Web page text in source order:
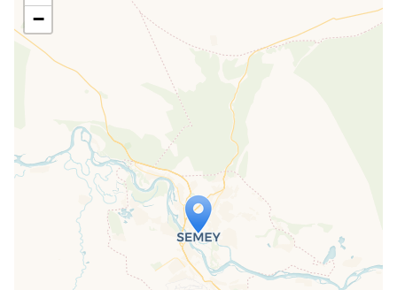
Travelers' Map wird geladen …
Wenn du dies siehst, nachdem deine
Seite vollständig geladen wurde,
fehlen leafletJS-Dateien.
−